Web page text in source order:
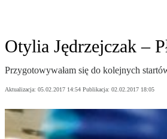
Otylia Jędrzejczak –
Przygotowywałam się do kolejnych
Aktualizacja: 05.02.2017 14:54 Publikacja: 02.02.2017 18:05